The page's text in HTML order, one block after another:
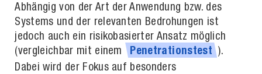
Abhängig von der Art der Anwendung bzw. des
Systems und der relevanten Bedrohungen ist
jedoch auch ein risikobasierter Ansatz möglich
(vergleichbar mit einem
Penetrationstest
).
Dabei wird der Fokus auf besonders